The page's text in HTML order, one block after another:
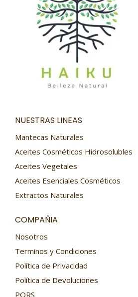
NUESTRAS LINEAS
Mantecas Naturales
Aceites Cosméticos Hidrosolubles
Aceites Vegetales
Aceites Esenciales Cosméticos
Extractos Naturales
COMPAÑIA
Nosotros
Terminos y Condiciones
Política de Privacidad
Política de Devoluciones
PQRS